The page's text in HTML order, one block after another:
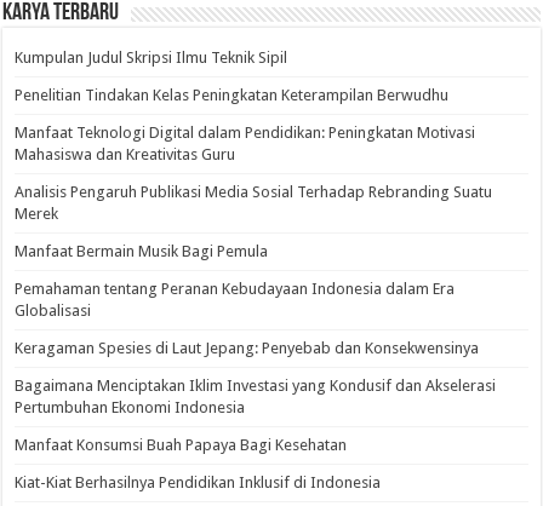
Karya Terbaru
Kumpulan Judul Skripsi Ilmu Teknik Sipil
Penelitian Tindakan Kelas Peningkatan Keterampilan Berwudhu
Manfaat Teknologi Digital dalam Pendidikan: Peningkatan Motivasi
Mahasiswa dan Kreativitas Guru
Analisis Pengaruh Publikasi Media Sosial Terhadap Rebranding Suatu
Merek
Manfaat Bermain Musik Bagi Pemula
Pemahaman tentang Peranan Kebudayaan Indonesia dalam Era
Globalisasi
Keragaman Spesies di Laut Jepang: Penyebab dan Konsekwensinya
Bagaimana Menciptakan Iklim Investasi yang Kondusif dan Akselerasi
Pertumbuhan Ekonomi Indonesia
Manfaat Konsumsi Buah Papaya Bagi Kesehatan
Kiat-Kiat Berhasilnya Pendidikan Inklusif di Indonesia